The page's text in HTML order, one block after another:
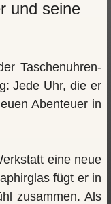
und seine
Taschenuhren-
Jede Uhr, die er
Abenteuer in
eine neue
fügt er in
zusammen. Als